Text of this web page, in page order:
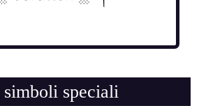
simboli speciali